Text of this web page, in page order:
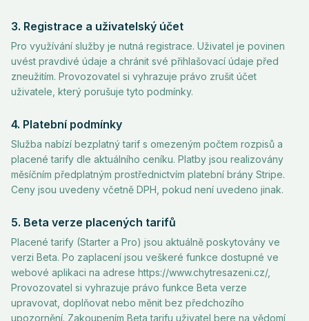
3. Registrace a uživatelský účet
Pro využívání služby je nutná registrace. Uživatel je povinen
uvést pravdivé údaje a chránit své přihlašovací údaje před
zneužitím. Provozovatel si vyhrazuje právo zrušit účet
uživatele, který porušuje tyto podmínky.
4. Platební podmínky
Služba nabízí bezplatný tarif s omezeným počtem rozpisů a
placené tarify dle aktuálního ceníku. Platby jsou realizovány
měsíčním předplatným prostřednictvím platební brány Stripe.
Ceny jsou uvedeny včetně DPH, pokud není uvedeno jinak.
5. Beta verze placených tarifů
Placené tarify (Starter a Pro) jsou aktuálně poskytovány ve
verzi Beta. Po zaplacení jsou veškeré funkce dostupné ve
webové aplikaci na adrese https://www.chytresazeni.cz/,
Provozovatel si vyhrazuje právo funkce Beta verze
upravovat, doplňovat nebo měnit bez předchozího
upozornění. Zakoupením Beta tarifu uživatel bere na vědomí,